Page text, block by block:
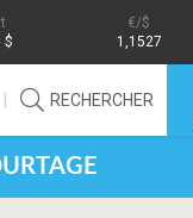
$
/$
1,1527
RECHERCHER